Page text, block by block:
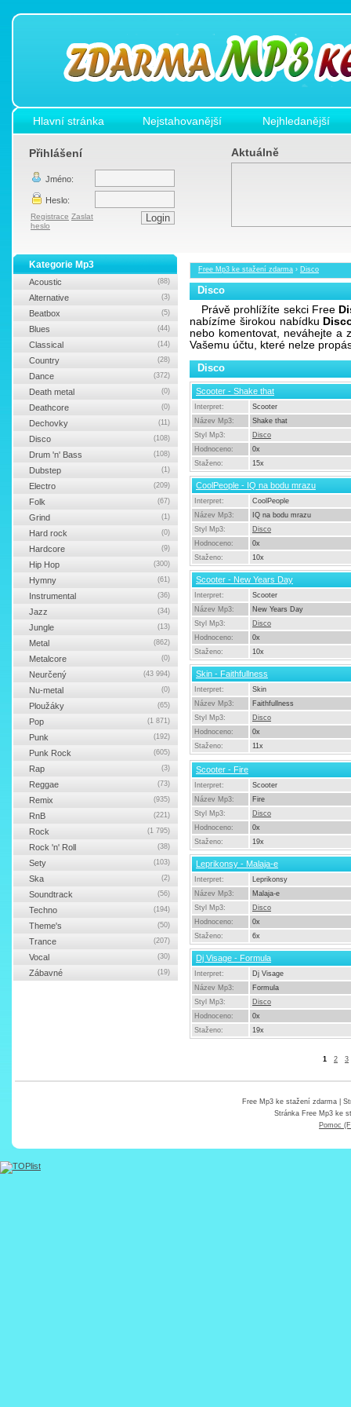
Hlavní stránka Nejstahovanější Nejhledanější
Přihlášení
Jméno:
Heslo:
Registrace Zaslat
heslo
Aktuálně
Free Mp3 ke stažení zdarma › Disco
Disco
Právě prohlížíte sekci Free
nabízíme širokou nabídku
nebo komentovat, neváhejte a
Vašemu účtu, které nelze
Disco
Scooter - Shake that
Interpret:
Scooter
Název Mp3:
Shake that
Styl Mp3:
Disco
Hodnoceno:
0x
Staženo:
15x
CoolPeople - IQ na bodu mrazu
Interpret:
CoolPeople
Název Mp3:
IQ na bodu mrazu
Styl Mp3:
Disco
Hodnoceno:
0x
Staženo:
10x
Scooter - New Years Day
Interpret:
Scooter
Název Mp3:
New Years Day
Styl Mp3:
Disco
Hodnoceno:
0x
Staženo:
10x
Skin - Faithfullness
Interpret:
Skin
Název Mp3:
Faithfullness
Styl Mp3:
Disco
Hodnoceno:
0x
Staženo:
11x
Scooter - Fire
Interpret:
Scooter
Název Mp3:
Fire
Styl Mp3:
Disco
Hodnoceno:
0x
Staženo:
19x
Leprikonsy - Malaja-e
Interpret:
Leprikonsy
Název Mp3:
Malaja-e
Styl Mp3:
Disco
Hodnoceno:
0x
Staženo:
6x
Dj Visage - Formula
Interpret:
Dj Visage
Název Mp3:
Formula
Styl Mp3:
Disco
Hodnoceno:
0x
Staženo:
19x
1 2 3
Kategorie Mp3
Acoustic (88)
Alternative (3)
Beatbox (5)
Blues (44)
Classical (14)
Country (28)
Dance (372)
Death metal (0)
Deathcore (0)
Dechovky (11)
Disco (108)
Drum 'n' Bass (108)
Dubstep (1)
Electro (209)
Folk (67)
Grind (1)
Hard rock (0)
Hardcore (9)
Hip Hop (300)
Hymny (61)
Instrumental (36)
Jazz (34)
Jungle (13)
Metal (862)
Metalcore (0)
Neurčený (43 994)
Nu-metal (0)
Ploužáky (65)
Pop (1 871)
Punk (192)
Punk Rock (605)
Rap (3)
Reggae (73)
Remix (935)
RnB (221)
Rock (1 795)
Rock 'n' Roll (38)
Sety (103)
Ska (2)
Soundtrack (56)
Techno (194)
Theme's (50)
Trance (207)
Vocal (30)
Zábavné (19)
Free Mp3 ke stažení zdarma|
Stránka Free Mp3 ke
Pomoc